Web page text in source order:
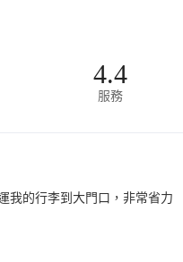
4.4
服務
我的行李到大門口，非常省力